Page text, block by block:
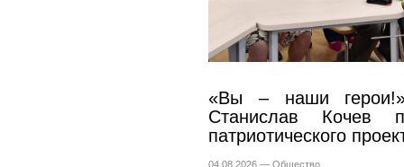
«Вы – наши
Станислав Кочев
патриотического
04.08.2026 — Общество